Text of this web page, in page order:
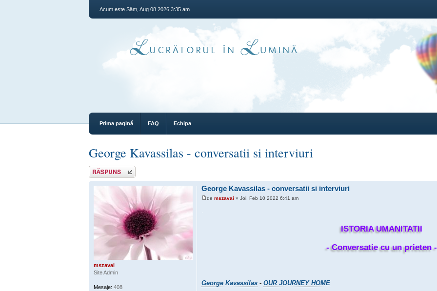
Acum este Sâm, Aug 08 2026 3:35 am
Prima pagină FAQ Echipa
George Kavassilas - conversatii si interviuri
Răspunde
George Kavassilas - conversatii si interviuri
de mszavai » Joi, Feb 10 2022 6:41 am
ISTORIA UMANITATII
- Conversatie cu un prieten -
George Kavassilas- OUR JOURNEY HOME
mszavai
Site Admin
Mesaje: 408